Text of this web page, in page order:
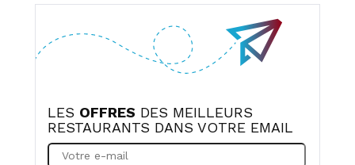
LES OFFRES DES MEILLEURS
RESTAURANTS DANS VOTRE EMAIL